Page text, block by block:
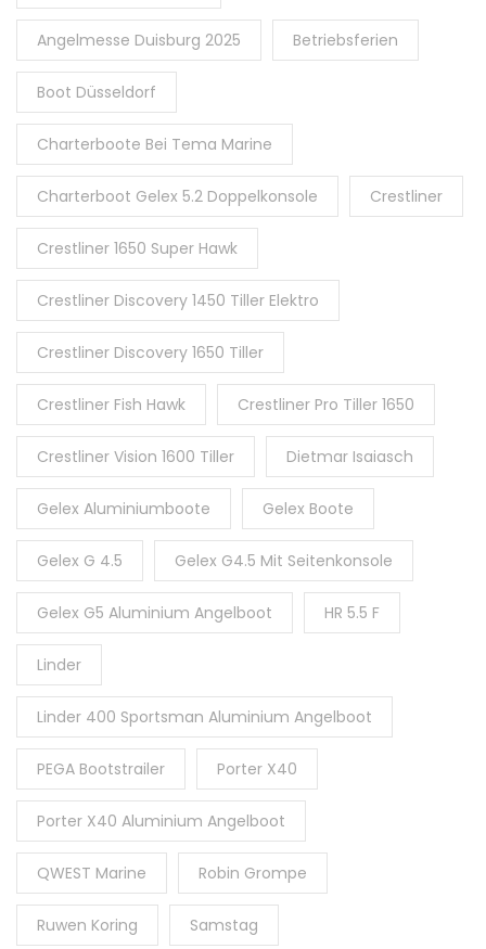
Angelmesse Duisburg 2025 Betriebsferien
Boot Düsseldorf
Charterboote Bei Tema Marine
Charterboot Gelex 5.2 Doppelkonsole Crestliner
Crestliner 1650 Super Hawk
Crestliner Discovery 1450 Tiller Elektro
Crestliner Discovery 1650 Tiller
Crestliner Fish Hawk Crestliner Pro Tiller 1650
Crestliner Vision 1600 Tiller Dietmar Isaiasch
Gelex Aluminiumboote Gelex Boote
Gelex G 4.5 Gelex G4.5 Mit Seitenkonsole
Gelex G5 Aluminium Angelboot HR 5.5 F
Linder
Linder 400 Sportsman Aluminium Angelboot
PEGA Bootstrailer Porter X40
Porter X40 Aluminium Angelboot
QWEST Marine Robin Grompe
Ruwen Koring Samstag